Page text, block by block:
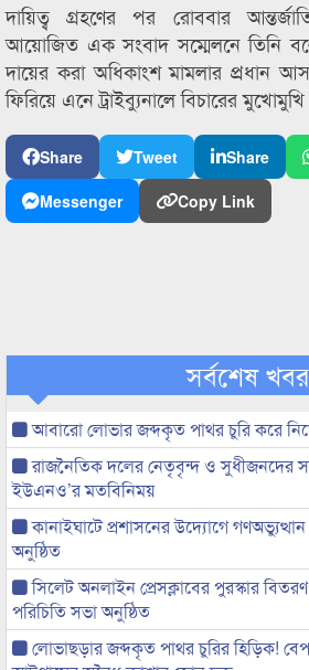
দায়িত্ব গ্রহণের পর রোববার
আয়োজিত এক সংবাদ সম্মেলনে তিনি
দায়ের করা অধিকাংশ মামলার প্রধান
ফিরিয়ে এনে ট্রাইব্যুনালে বিচারের
Share Tweet Share
Messenger
Copy Link
সর্বশেষ খবর
আবারো লোভার জব্দকৃত পাথর চুরি করে
রাজনৈতিক দলের নেতৃবৃন্দ ও সুধীজনদের
ইউএনও’র মতবিনিময়
কানাইঘাটে প্রশাসনের উদ্যোগে
অনুষ্ঠিত
সিলেট অনলাইন প্রেসক্লাবের পুরস্কার
পরিচিতি সভা অনুষ্ঠিত
লোভাছড়ার জব্দকৃত পাথর চুরির হিড়িক!